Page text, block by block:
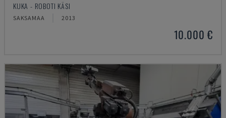
KUKA - ROBOTI KÄSI
SAKSAMAA 2013
10.000 €